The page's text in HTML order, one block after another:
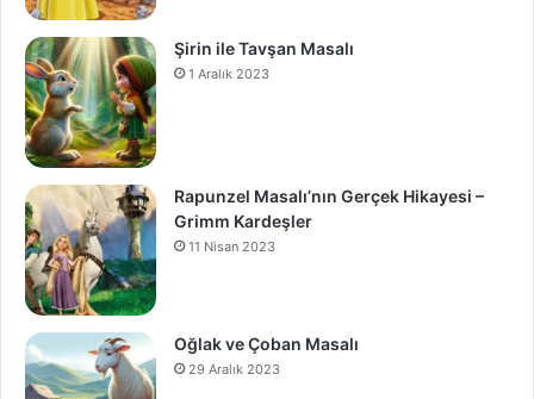
Şirin ile Tavşan Masalı
1 Aralık 2023
Rapunzel Masalı’nın Gerçek Hikayesi –
Grimm Kardeşler
11 Nisan 2023
Oğlak ve Çoban Masalı
29 Aralık 2023